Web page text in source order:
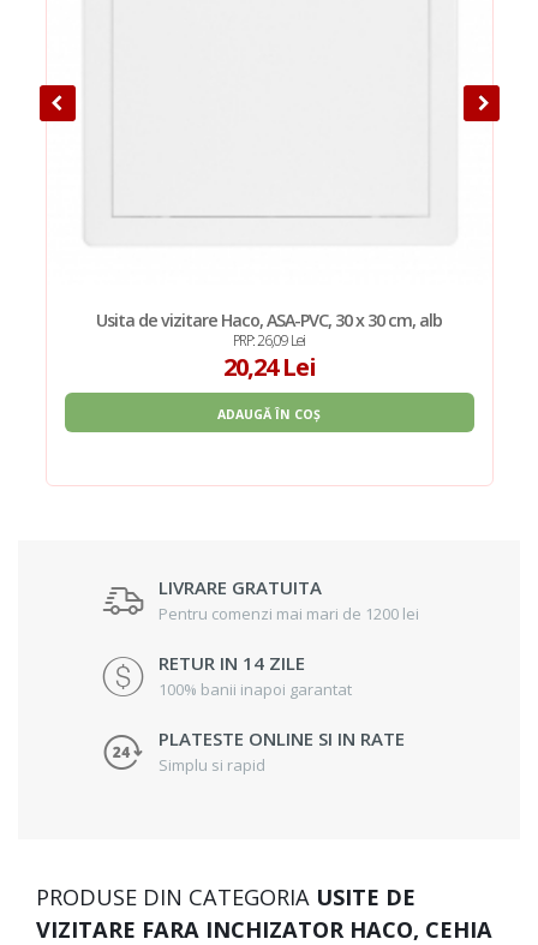
Usita de vizitare Haco, ASA-PVC, 30 x 30 cm, alb
PRP: 26,09 Lei
20,24 Lei
ADAUGĂ ÎN COȘ
LIVRARE GRATUITA
Pentru comenzi mai mari de 1200 lei
RETUR IN 14 ZILE
100% banii inapoi garantat
PLATESTE ONLINE SI IN RATE
Simplu si rapid
PRODUSE DIN CATEGORIA USITE DE
VIZITARE FARA INCHIZATOR HACO, CEHIA